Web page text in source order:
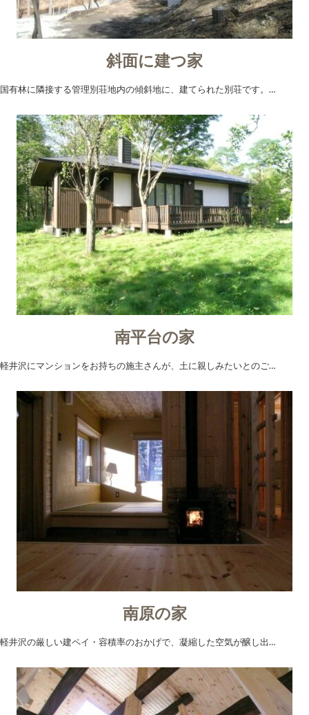
斜面に建つ家
国有林に隣接する管理別荘地内の傾斜地に、建てられた別荘です。…
南平台の家
軽井沢にマンションをお持ちの施主さんが、土に親しみたいとのご…
南原の家
軽井沢の厳しい建ペイ・容積率のおかげで、凝縮した空気が醸し出…